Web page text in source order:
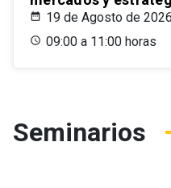
19 de Agosto de 2026
09:00 a 11:00 horas
Seminarios